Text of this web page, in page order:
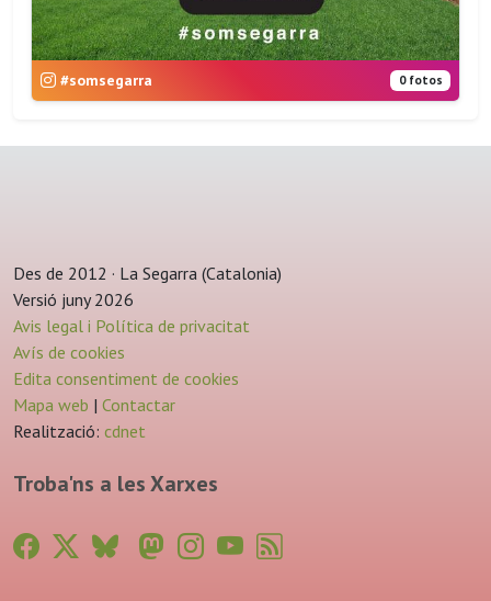
#somsegarra 0 fotos
Des de 2012 · La Segarra (Catalonia)
Versió juny 2026
Avis legal i Política de privacitat
Avís de cookies
Edita consentiment de cookies
Mapa web | Contactar
Realització: cdnet
Troba'ns a les Xarxes